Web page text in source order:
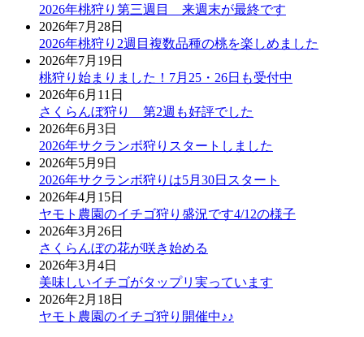
2026年桃狩り第三週目 来週末が最終です
2026年7月28日
2026年桃狩り2週目複数品種の桃を楽しめました
2026年7月19日
桃狩り始まりました！7月25・26日も受付中
2026年6月11日
さくらんぼ狩り 第2週も好評でした
2026年6月3日
2026年サクランボ狩りスタートしました
2026年5月9日
2026年サクランボ狩りは5月30日スタート
2026年4月15日
ヤモト農園のイチゴ狩り盛況です4/12の様子
2026年3月26日
さくらんぼの花が咲き始める
2026年3月4日
美味しいイチゴがタップリ実っています
2026年2月18日
ヤモト農園のイチゴ狩り開催中♪♪